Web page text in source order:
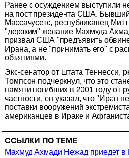
Ранее с осуждением выступили
на пост президента США. Бывший
Массачусетс, республиканец
"дерзким" желание Махмуда
призвал США "предъявить
Ирана, а не "принимать его" с
объятиями.
Экс-сенатор от штата Теннесси,
Томпсон подчеркнул, что это
памяти погибших в 2001 году от
частности, он указал, что "Иран
поставки вооружений
американцев в Ираке и
ССЫЛКИ ПО ТЕМЕ
Махмуд Ахмади Нежад приедет